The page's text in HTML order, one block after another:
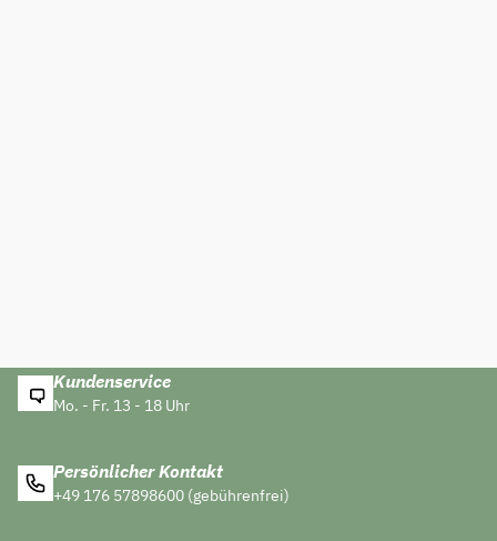
Kundenservice
Mo. - Fr. 13 - 18 Uhr
Persönlicher Kontakt
+49 176 57898600 (gebührenfrei)